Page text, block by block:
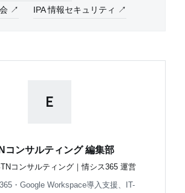
↗
IPA 情報セキュリティ ↗
E
コンサルティング 編集部
コンサルティング｜情シス365 運営
・Google Workspace導入支援、IT-